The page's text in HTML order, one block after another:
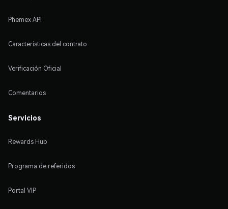
Phemex API
Características del contrato
Verificación Oficial
Comentarios
Servicios
Rewards Hub
Programa de referidos
Portal VIP